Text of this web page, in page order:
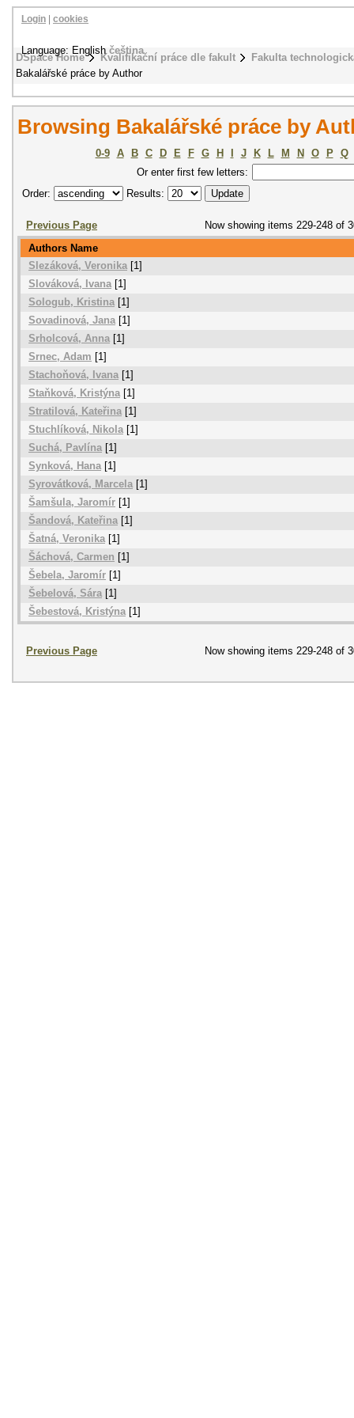
DSpace Home Kvalifikační práce dle fakult
Fakulta
Bakalářské práce by Author
Login cookies
Language: Englishčeština
Browsing Bakalářské práce by
0-9 A B C D E F G H J K L M N O P
Q
Or enter first few letters:
Order:
Results:
Previous Page
Now showing items 229-248 of
Authors Name
Slezáková, Veronika [1]
Slováková, Ivana[1]
Sologub, Kristina [1]
Sovadinová, Jana[1]
Srholcová, Anna [1]
Srnec, Adam [1]
Stachoňová, Ivana [1]
Staňková, Kristýna[1]
Stratilová, Kateřina [1]
Stuchlíková, Nikola[1]
Suchá, Pavlína [1]
Synková, Hana[1]
Syrovátková, Marcela [1]
Šamšula, Jaromír [1]
Šandová, Kateřina [1]
Šatná, Veronika[1]
Šáchová, Carmen [1]
Šebela, Jaromír [1]
Šebelová, Sára [1]
Šebestová, Kristýna[1]
Previous Page Now showing items 229-248 of